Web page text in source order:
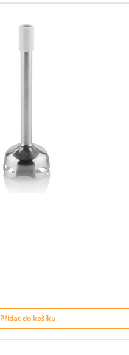
Přidat do košíku